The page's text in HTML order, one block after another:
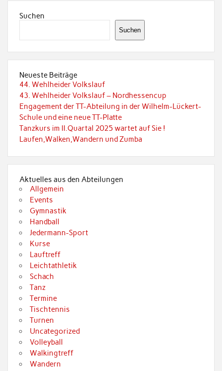
Suchen
Suchen
Neueste Beiträge
44. Wehlheider Volkslauf
43. Wehlheider Volkslauf – Nordhessencup
Engagement der TT-Abteilung in der Wilhelm-Lückert-
Schule und eine neue TT-Platte
Tanzkurs im II.Quartal 2025 wartet auf Sie !
Laufen,Walken,Wandern und Zumba
Aktuelles aus den Abteilungen
Allgemein
Events
Gymnastik
Handball
Jedermann-Sport
Kurse
Lauftreff
Leichtathletik
Schach
Tanz
Termine
Tischtennis
Turnen
Uncategorized
Volleyball
Walkingtreff
Wandern